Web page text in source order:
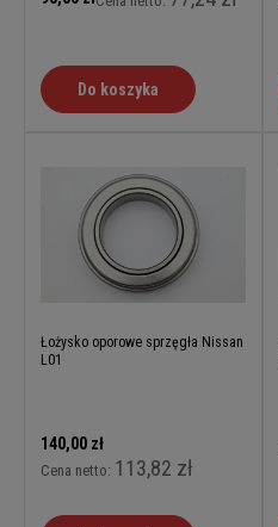
Do koszyka
Łożysko oporowe sprzęgła Nissan
L01
140,00 zł
Cena netto: 113,82 zł